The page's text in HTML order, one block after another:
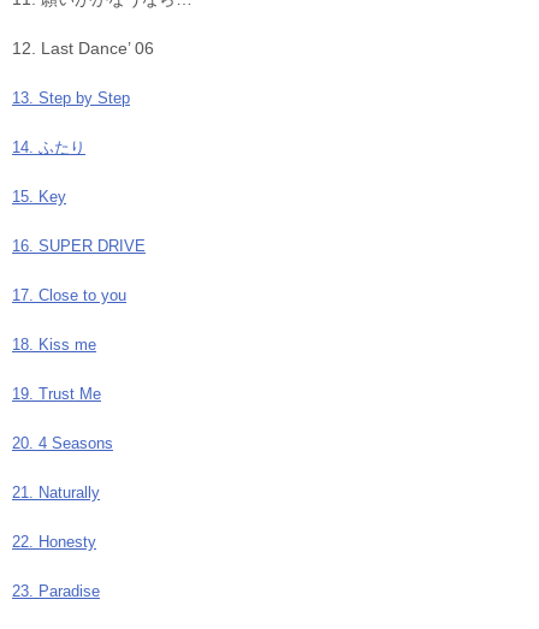
12. Last Dance’ 06
13. Step by Step
14. ふたり
15. Key
16. SUPER DRIVE
17. Close to you
18. Kiss me
19. Trust Me
20. 4 Seasons
21. Naturally
22. Honesty
23. Paradise